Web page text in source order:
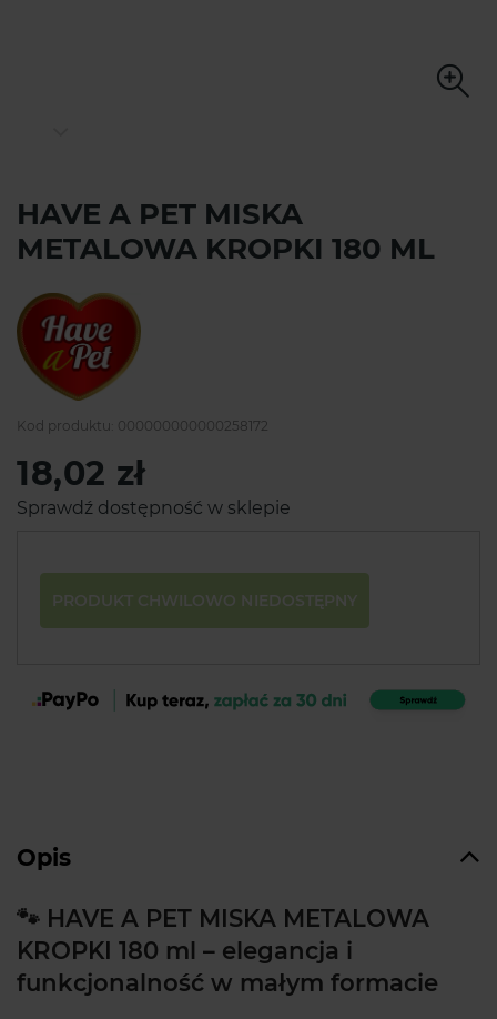
HAVE A PET MISKA
METALOWA KROPKI 180 ML
Kod produktu: 000000000000258172
18,02 zł
Sprawdź dostępność w sklepie
PRODUKT CHWILOWO NIEDOSTĘPNY
Opis
🐾 HAVE A PET MISKA METALOWA
KROPKI 180 ml – elegancja i
funkcjonalność w małym formacie